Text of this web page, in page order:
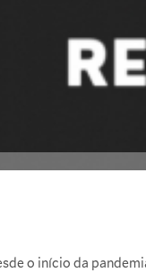
o início da